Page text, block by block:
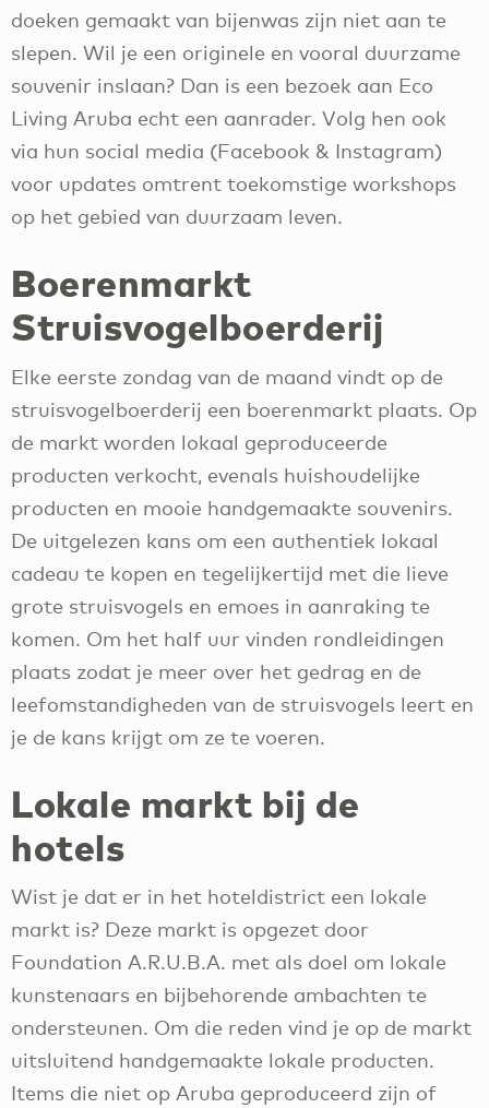
doeken gemaakt van bijenwas zijn niet aan te
slepen. Wil je een originele en vooral duurzame
souvenir inslaan? Dan is een bezoek aan Eco
Living Aruba echt een aanrader. Volg hen ook
via hun social media (Facebook & Instagram)
voor updates omtrent toekomstige workshops
op het gebied van duurzaam leven.
Boerenmarkt
Struisvogelboerderij
Elke eerste zondag van de maand vindt op de
struisvogelboerderij een boerenmarkt plaats. Op
de markt worden lokaal geproduceerde
producten verkocht, evenals huishoudelijke
producten en mooie handgemaakte souvenirs.
De uitgelezen kans om een authentiek lokaal
cadeau te kopen en tegelijkertijd met die lieve
grote struisvogels en emoes in aanraking te
komen. Om het half uur vinden rondleidingen
plaats zodat je meer over het gedrag en de
leefomstandigheden van de struisvogels leert en
je de kans krijgt om ze te voeren.
Lokale markt bij de
hotels
Wist je dat er in het hoteldistrict een lokale
markt is? Deze markt is opgezet door
Foundation A.R.U.B.A. met als doel om lokale
kunstenaars en bijbehorende ambachten te
ondersteunen. Om die reden vind je op de markt
uitsluitend handgemaakte lokale producten.
Items die niet op Aruba geproduceerd zijn of